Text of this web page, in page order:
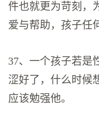
件也就更为苛刻，
爱与帮助，孩子任
37、一个孩子若是
涩好了，什么时候
应该勉强他。